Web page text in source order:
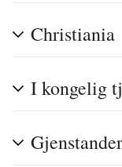
Christiania
I kongelig
Gjenstander